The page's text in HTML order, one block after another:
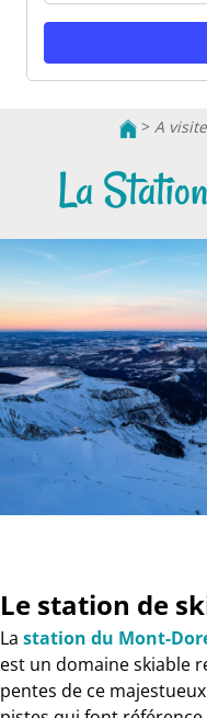
> A
La
Le station de
La station du Mont-
est un domaine skiable
pentes de ce